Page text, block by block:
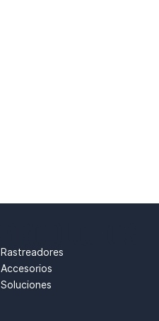
Rastreadores
Accesorios
Soluciones